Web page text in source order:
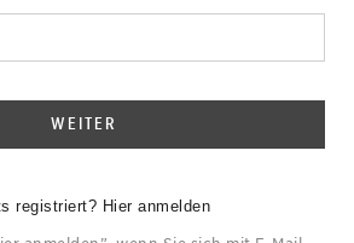
WEITER
registriert? Hier anmelden